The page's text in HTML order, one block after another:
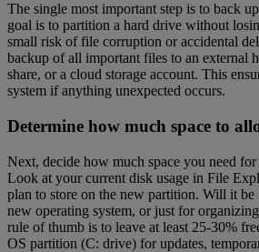
The single most important step is to back
goal is to partition a hard drive without
small risk of file corruption or accidental
backup of all important files to an external
share, or a cloud storage account. This
system if anything unexpected occurs.
Determine how much space to
Next, decide how much space you need
Look at your current disk usage in File
plan to store on the new partition. Will it be
new operating system, or just for
rule of thumb is to leave at least 25-30%
OS partition (C: drive) for updates,